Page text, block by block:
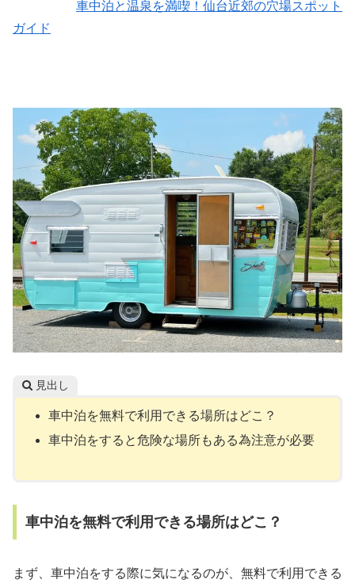
車中泊と温泉を満喫！仙台近郊の穴場スポット
ガイド
見出し
車中泊を無料で利用できる場所はどこ？
車中泊をすると危険な場所もある為注意が必要
車中泊を無料で利用できる場所はどこ？
まず、車中泊をする際に気になるのが、無料で利用できる